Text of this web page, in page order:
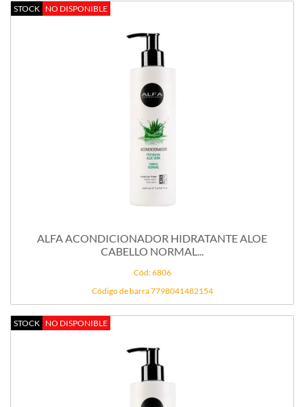
STOCK NO DISPONIBLE
ALFA ACONDICIONADOR HIDRATANTE ALOE
CABELLO NORMAL...
Cód: 6806
Código de barra 7798041482154
STOCK NO DISPONIBLE